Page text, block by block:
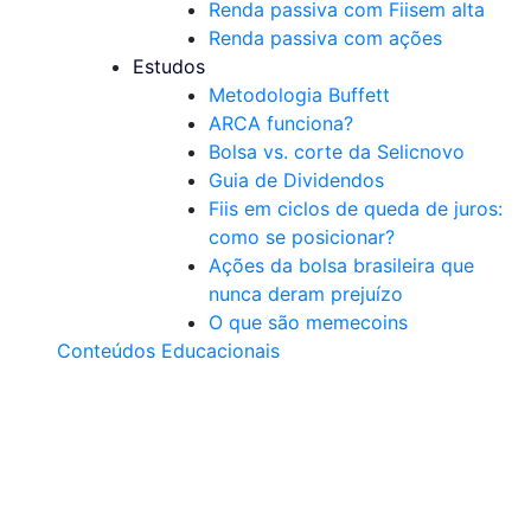
Renda passiva com Fiisem alta
Renda passiva com ações
Estudos
Metodologia Buffett
ARCA funciona?
Bolsa vs. corte da Selicnovo
Guia de Dividendos
Fiis em ciclos de queda de juros:
como se posicionar?
Ações da bolsa brasileira que
nunca deram prejuízo
O que são memecoins
Conteúdos Educacionais